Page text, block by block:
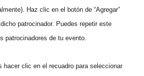
Haz clic en el botón de “Agregar”
patrocinador. Puedes repetir este
patrocinadores de tu evento.
hacer clic en el recuadro para seleccionar